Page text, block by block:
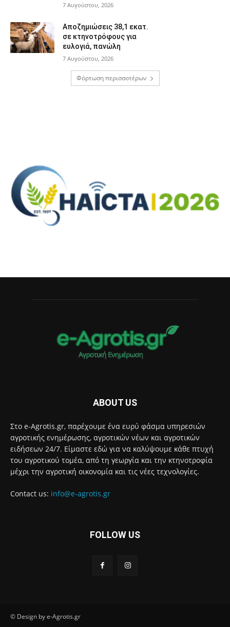
7 Αυγούστου, 2026
Αποζημιώσεις 38,1 εκατ.
σε κτηνοτρόφους για
ευλογιά, πανώλη
7 Αυγούστου, 2026
Φόρτωση περισσοτέρων
ABOUT US
Στο e-Agrotis.gr, παρέχουμε ένα ευρύ φάσμα υπηρεσιών
αγροτικής ενημέρωσης, αγροτικών νέων και αγροτικών
ειδήσεων 24/7. Είμαστε εδώ για να καλύψουμε κάθε πτυχή
του αγροτικού τομέα, από τη γεωργία και την κτηνοτροφία
μέχρι την αγροτική οικονομία και τις νέες τεχνολογίες.
Contact us: info@e-agrotis.gr
FOLLOW US
© Design by e-Agrotis.gr